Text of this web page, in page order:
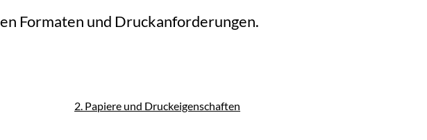
Formaten und Druckanforderungen.
2. Papiere und Druckeigenschaften